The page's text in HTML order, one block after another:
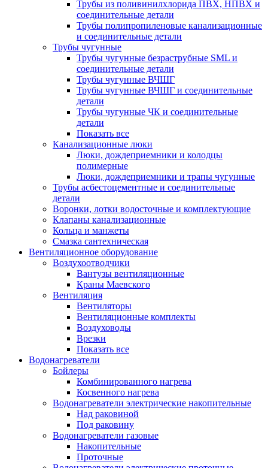
Трубы из поливинилхлорида ПВХ, НПВХ и
соединительные детали
Трубы полипропиленовые канализационные
и соединительные детали
Трубы чугунные
Трубы чугунные безраструбные SML и
соединительные детали
Трубы чугунные ВЧШГ
Трубы чугунные ВЧШГ и соединительные
детали
Трубы чугунные ЧК и соединительные
детали
Показать все
Канализационные люки
Люки, дождеприемники и колодцы
полимерные
Люки, дождеприемники и трапы чугунные
Трубы асбестоцементные и соединительные
детали
Воронки, лотки водосточные и комплектующие
Клапаны канализационные
Кольца и манжеты
Смазка сантехническая
Вентиляционное оборудование
Воздухоотводчики
Вантузы вентиляционные
Краны Маевского
Вентиляция
Вентиляторы
Вентиляционные комплекты
Воздуховоды
Врезки
Показать все
Водонагреватели
Бойлеры
Комбинированного нагрева
Косвенного нагрева
Водонагреватели электрические накопительные
Над раковиной
Под раковину
Водонагреватели газовые
Накопительные
Проточные